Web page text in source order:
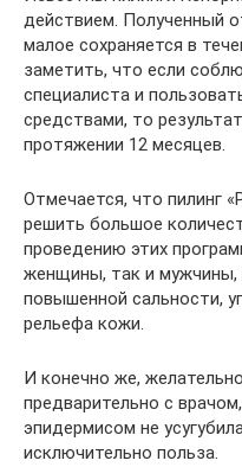
действием. Полученный
малое сохраняется в
заметить, что если
специалиста и
средствами, то
протяжении 12 месяцев.
Отмечается, что пилинг
решить большое
проведению этих
женщины, так и
повышенной сальности,
рельефа кожи.
И конечно же,
предварительно с
эпидермисом не
исключительно польза.